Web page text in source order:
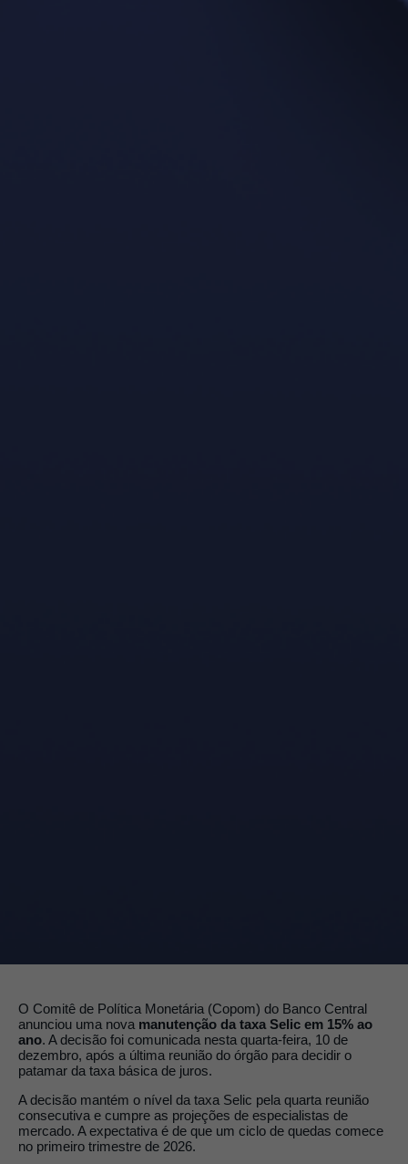
O Comitê de Política Monetária (Copom) do Banco Central
anunciou uma nova manutenção da taxa Selic em 15% ao
ano. A decisão foi comunicada nesta quarta-feira, 10 de
dezembro, após a última reunião do órgão para decidir o
patamar da taxa básica de juros.
A decisão mantém o nível da taxa Selic pela quarta reunião
consecutiva e cumpre as projeções de especialistas de
mercado. A expectativa é de que um ciclo de quedas comece
no primeiro trimestre de 2026.